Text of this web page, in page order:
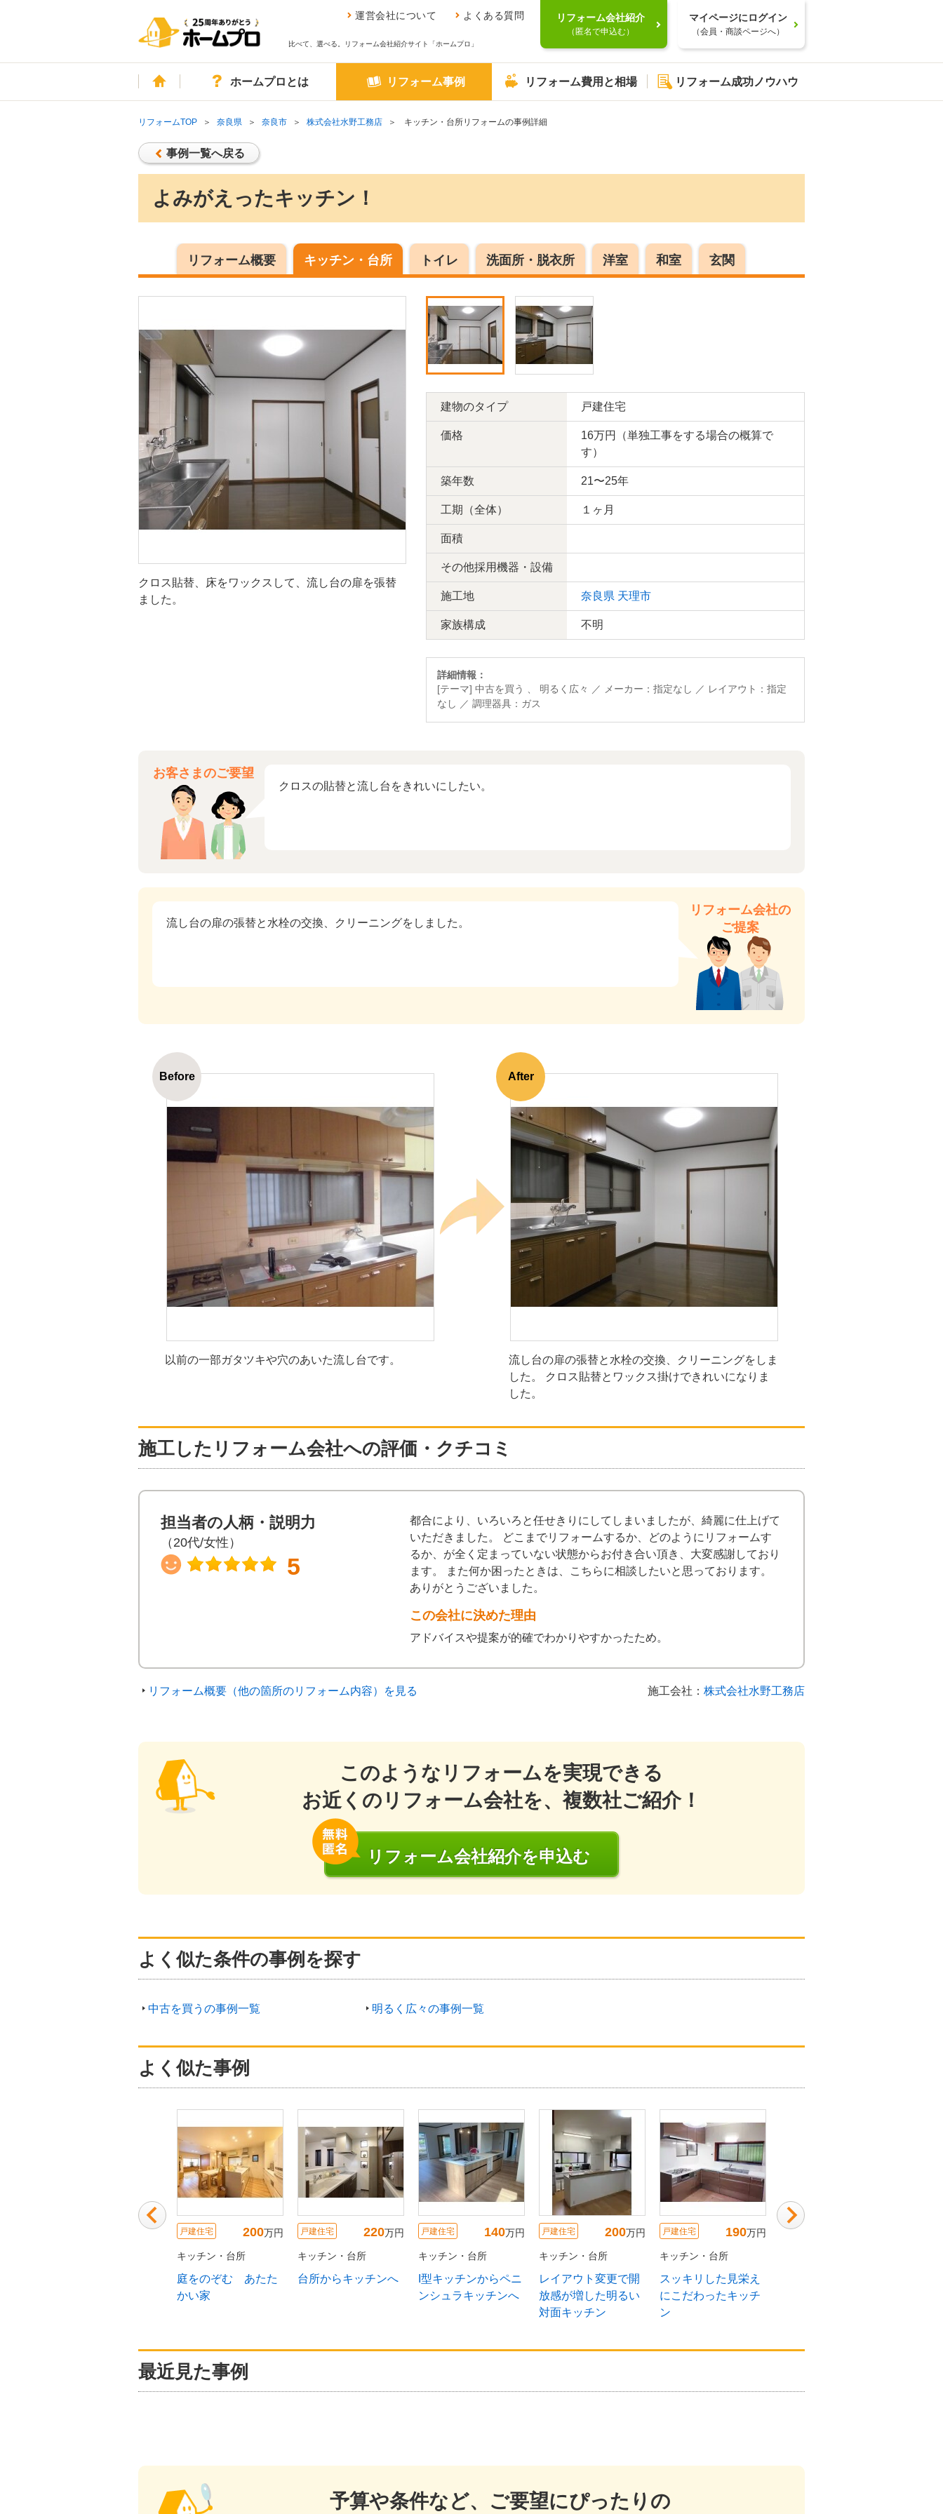
運営会社について よくある質問
比べて、選べる。リフォーム会社紹介サイト「ホームプロ」
リフォーム会社紹介
（匿名で申込む）
マイページにログイン
（会員・商談ページへ）
ホームホームプロとは リフォーム事例 リフォーム費用と相場 リフォーム成功ノウハウ
リフォームTOP 奈良県 奈良市 株式会社水野工務店 キッチン・台所リフォームの事例詳細
事例一覧へ戻る
よみがえったキッチン！
リフォーム概要 キッチン・台所 トイレ 洗面所・脱衣所 洋室 和室 玄関
クロス貼替、床をワックスして、流し台の扉を張替
ました。
建物のタイプ 戸建住宅
価格
16万円（単独工事をする場合の概算で
す）
築年数 21〜25年
工期（全体） １ヶ月
面積
その他採用機器・設備
施工地 奈良県 天理市
家族構成 不明
詳細情報：
[テーマ] 中古を買う 、 明るく広々 ／ メーカー：指定なし ／ レイアウト：指定
なし ／ 調理器具：ガス
お客さまのご要望
クロスの貼替と流し台をきれいにしたい。
リフォーム会社の
ご提案
流し台の扉の張替と水栓の交換、クリーニングをしました。
Before
以前の一部ガタツキや穴のあいた流し台です。
After
流し台の扉の張替と水栓の交換、クリーニングをしま
した。 クロス貼替とワックス掛けできれいになりま
した。
施工したリフォーム会社への評価・クチコミ
担当者の人柄・説明力
（20代/女性）
5
都合により、いろいろと任せきりにしてしまいましたが、綺麗に仕上げて
いただきました。 どこまでリフォームするか、どのようにリフォームす
るか、が全く定まっていない状態からお付き合い頂き、大変感謝しており
ます。 また何か困ったときは、こちらに相談したいと思っております。
ありがとうございました。
この会社に決めた理由
アドバイスや提案が的確でわかりやすかったため。
リフォーム概要（他の箇所のリフォーム内容）を見る 施工会社： 株式会社水野工務店
このようなリフォームを実現できる
お近くのリフォーム会社を、複数社ご紹介！
リフォーム会社紹介を申込む
よく似た条件の事例を探す
中古を買うの事例一覧 明るく広々の事例一覧
よく似た事例
万円 戸建住宅 190万円
キッチン・台所
スッキリした見栄え
にこだわったキッチ
戸建住宅 80万円
キッチン・台所
お手入れが楽になる
戸建住宅 200万円
キッチン・台所
落ち着いた大人キッ
チンに
戸建住宅 200万円
キッチン・台所
庭をのぞむ あたた
かい家
戸建住宅 220万円
キッチン・台所
台所からキッチンへ
戸建住宅
最近見た事例
予算や条件など、ご要望にぴったりの